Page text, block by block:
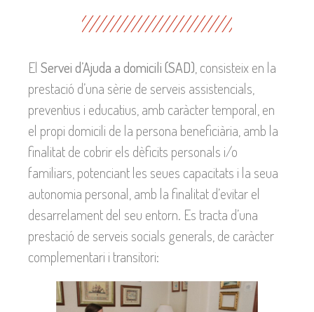
El Servei d’Ajuda a domicili (SAD) , consisteix en la
prestació d’una sèrie de serveis assistencials,
preventius i educatius, amb caràcter temporal, en
el propi domicili de la persona beneficiària, amb la
finalitat de cobrir els dèficits personals i/o
familiars, potenciant les seues capacitats i la seua
autonomia personal, amb la finalitat d’evitar el
desarrelament del seu entorn. Es tracta d’una
prestació de serveis socials generals, de caràcter
complementari i transitori: